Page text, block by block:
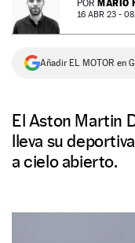
NEWSLETTER
SÍGUENOS
POR MARIO
16 ABR 23 -
Añadir EL MOTOR en
El Aston Martin
lleva su
a cielo abierto.